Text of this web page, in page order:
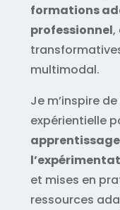
formations
professionnel,
multimodal.
Je m’inspire
expérientielle
et mises en
ressources